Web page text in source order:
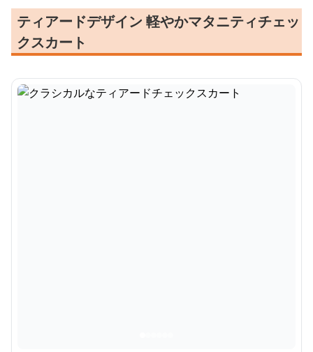
ティアードデザイン 軽やかマタニティチェッ
クスカート